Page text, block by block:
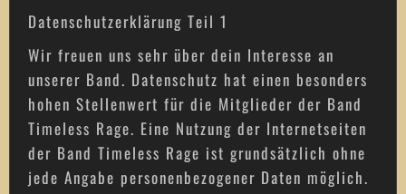
Datenschutzerklärung Teil 1
Wir freuen uns sehr über dein Interesse an
unserer Band. Datenschutz hat einen besonders
hohen Stellenwert für die Mitglieder der Band
Timeless Rage. Eine Nutzung der Internetseiten
der Band Timeless Rage ist grundsätzlich ohne
jede Angabe personenbezogener Daten möglich.